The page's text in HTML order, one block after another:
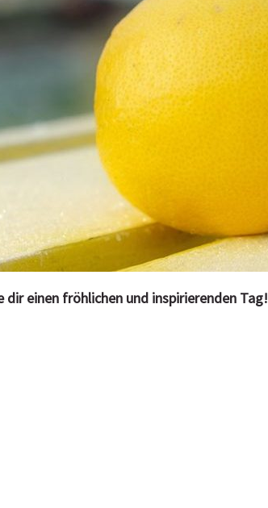
dir einen fröhlichen und inspirierenden Tag!